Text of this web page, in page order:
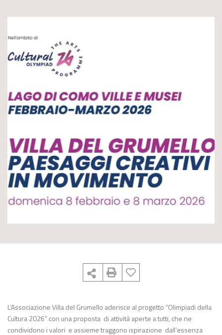
L’Associazione Villa del Grumello aderisce al progetto “Olimpiadi della
Cultura 2026” con una proposta di attività aperte a tutti, che ne
condividono i valori e assieme traggono ispirazione dall’essenza